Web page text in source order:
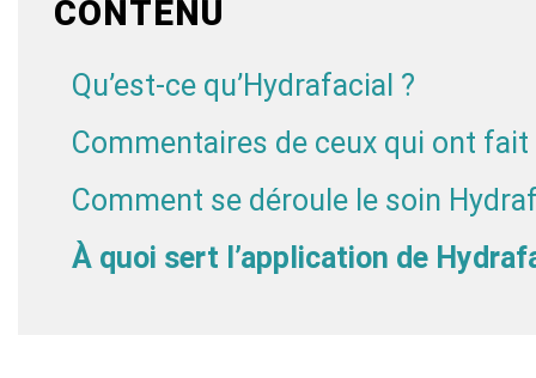
CONTENU
Qu’est-ce qu’Hydrafacial ?
Commentaires de ceux qui ont
Comment se déroule le soin
À quoi sert l’application de